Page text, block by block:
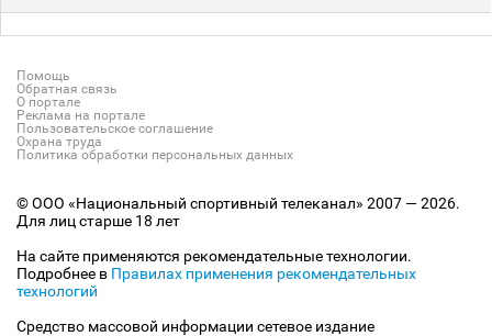
Помощь
Обратная связь
О портале
Реклама на портале
Пользовательское соглашение
Охрана труда
Политика обработки персональных данных
© ООО «Национальный спортивный телеканал» 2007 — 2026.
Для лиц старше 18 лет
На сайте применяются рекомендательные технологии.
Подробнее в Правилах применения рекомендательных
технологий
Средство массовой информации сетевое издание